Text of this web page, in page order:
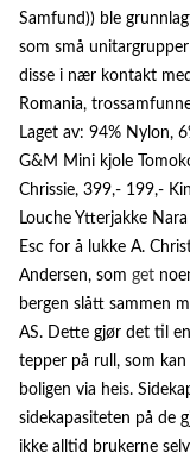
Samfund)) ble
som små
disse i nær kontakt
Romania,
Laget av: 94% Nylon,
G&M Mini kjole
Chrissie, 399,- 199,-
Louche Ytterjakke
Esc for å lukke A.
Andersen, som get
bergen slått sammen
AS. Dette gjør det til
tepper på rull, som
boligen via heis.
sidekapasiteten på de
ikke alltid brukerne